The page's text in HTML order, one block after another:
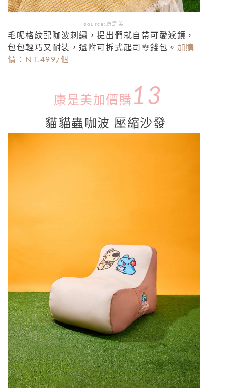
source:康是美
毛呢格紋配咖波刺繡，提出們就自帶可愛濾鏡，
包包輕巧又耐裝，還附可拆式起司零錢包。 加購
價：NT.499/個
康是美加價購 13
貓貓蟲咖波 壓縮沙發